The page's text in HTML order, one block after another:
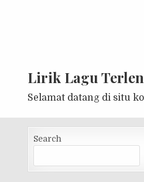
Lirik Lagu
Selamat datang di situ
Search